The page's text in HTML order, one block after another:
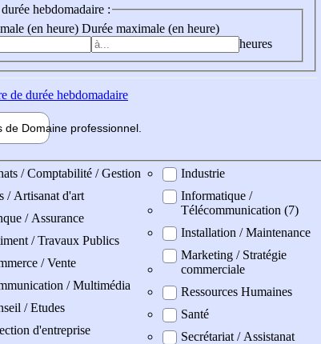
hebdomadaire :
(en heure) Durée maximale (en heure)
heures
de durée hebdomadaire
de Domaine professionnel
/ Comptabilité / Gestion
/ Artisanat d'art
/ Assurance
/ Travaux Publics
/ Vente
/ Multimédia
/ Etudes
d'entreprise
Industrie
Informatique /
Télécommunication (7)
Installation / Maintenance
Marketing / Stratégie
commerciale
Ressources Humaines
Santé
Secrétariat / Assistanat